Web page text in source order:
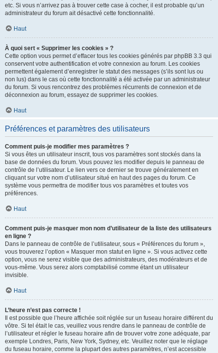
etc. Si vous n’arrivez pas à trouver cette case à cocher, il est probable qu’un
administrateur du forum ait désactivé cette fonctionnalité.
Haut
À quoi sert « Supprimer les cookies » ?
Cette option vous permet d’effacer tous les cookies générés par phpBB 3.3 qui
conservent votre authentification et votre connexion au forum. Les cookies
permettent également d’enregistrer le statut des messages (s’ils sont lus ou
non lus) dans le cas où cette fonctionnalité a été activée par un administrateur
du forum. Si vous rencontrez des problèmes récurrents de connexion et de
déconnexion au forum, essayez de supprimer les cookies.
Haut
Préférences et paramètres des utilisateurs
Comment puis-je modifier mes paramètres ?
Si vous êtes un utilisateur inscrit, tous vos paramètres sont stockés dans la
base de données du forum. Vous pouvez les modifier depuis le panneau de
contrôle de l’utilisateur. Le lien vers ce dernier se trouve généralement en
cliquant sur votre nom d’utilisateur situé en haut des pages du forum. Ce
système vous permettra de modifier tous vos paramètres et toutes vos
préférences.
Haut
Comment puis-je masquer mon nom d’utilisateur de la liste des utilisateurs
en ligne ?
Dans le panneau de contrôle de l’utilisateur, sous « Préférences du forum »,
vous trouverez l’option « Masquer mon statut en ligne ». Si vous activez cette
option, vous ne serez visible que des administrateurs, des modérateurs et de
vous-même. Vous serez alors comptabilisé comme étant un utilisateur
invisible.
Haut
L’heure n’est pas correcte !
Il est possible que l’heure affichée soit réglée sur un fuseau horaire différent du
vôtre. Si tel était le cas, veuillez vous rendre dans le panneau de contrôle de
l’utilisateur et régler le fuseau horaire afin de trouver votre zone adéquate, par
exemple Londres, Paris, New York, Sydney, etc. Veuillez noter que le réglage
du fuseau horaire, comme la plupart des autres paramètres, n’est accessible